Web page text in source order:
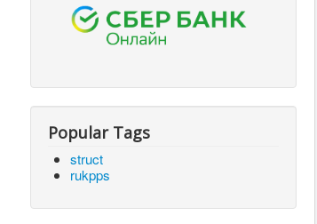
Popular Tags
struct
rukpps